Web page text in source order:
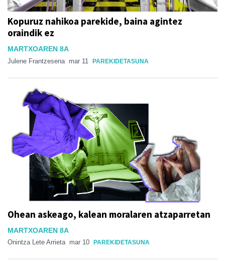
Kopuruz nahikoa parekide, baina agintez
oraindik ez
MARTXOAREN 8A
Julene Frantzesena mar 11 PAREKIDETASUNA
Ohean askeago, kalean moralaren atzaparretan
MARTXOAREN 8A
Onintza Lete Arrieta mar 10 PAREKIDETASUNA